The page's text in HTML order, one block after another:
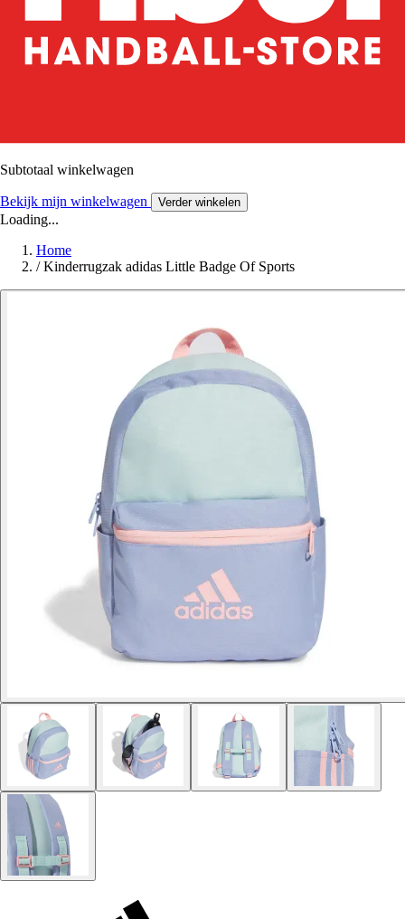
Subtotaal winkelwagen
Bekijk mijn winkelwagen Verder winkelen
Loading...
Home
/ Kinderrugzak adidas Little Badge Of Sports